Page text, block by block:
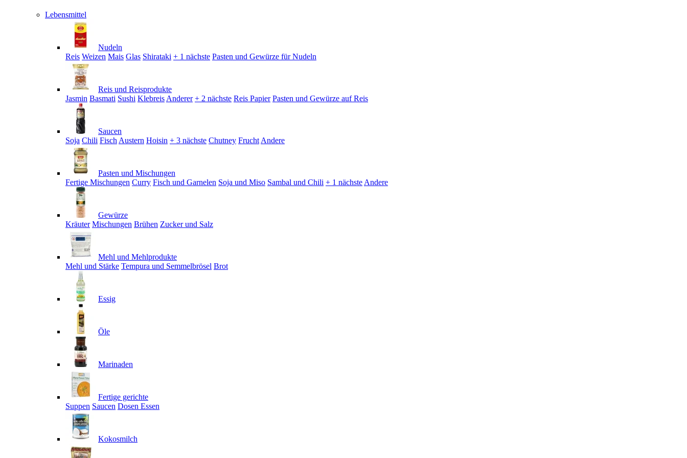
Lebensmittel
Nudeln
Reis Weizen Mais Glas Shirataki + 1 nächste Pasten und Gewürze für Nudeln
Reis und Reisprodukte
Jasmin Basmati Sushi Klebreis Anderer + 2 nächste Reis Papier Pasten und Gewürze auf Reis
Saucen
Soja Chili Fisch Austern Hoisin + 3 nächste Chutney Frucht Andere
Pasten und Mischungen
Fertige Mischungen Curry Fisch und Garnelen Soja und Miso Sambal und Chili + 1 nächste Andere
Gewürze
Kräuter Mischungen Brühen Zucker und Salz
Mehl und Mehlprodukte
Mehl und Stärke Tempura und Semmelbrösel Brot
Essig
Öle
Marinaden
Fertige gerichte
Suppen Saucen Dosen Essen
Kokosmilch